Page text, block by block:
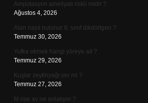
Amputasyon ameliyatı riskli midir ?
Ağustos 4, 2026
Alan nasıl bulunur 6. sınıf dikdörtgen ?
Temmuz 30, 2026
Yufka ekmek hangi yöreye ait ?
Temmuz 29, 2026
Kuşlar zeytinyağı yer mi ?
Temmuz 27, 2026
M rise av ne anlatıyor ?